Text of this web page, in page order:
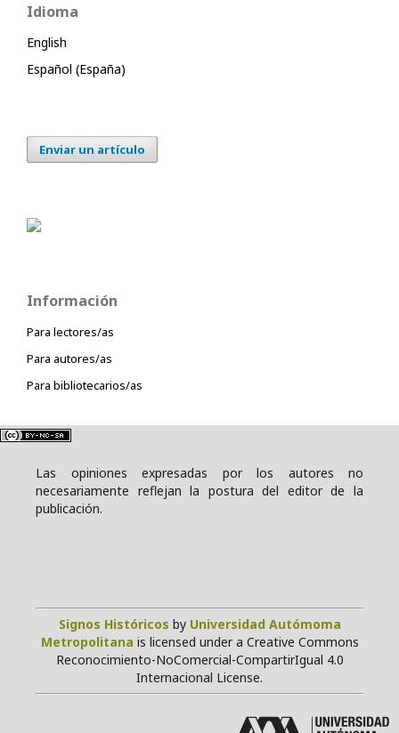
Idioma
English
Español (España)
Enviar un artículo
Información
Para lectores/as
Para autores/as
Para bibliotecarios/as
Las opiniones expresadas por los autores no
necesariamente reflejan la postura del editor de la
publicación.
Signos Históricos by Universidad Autómoma
Metropolitana is licensed under a Creative Commons
Reconocimiento-NoComercial-CompartirIgual 4.0
Internacional License.